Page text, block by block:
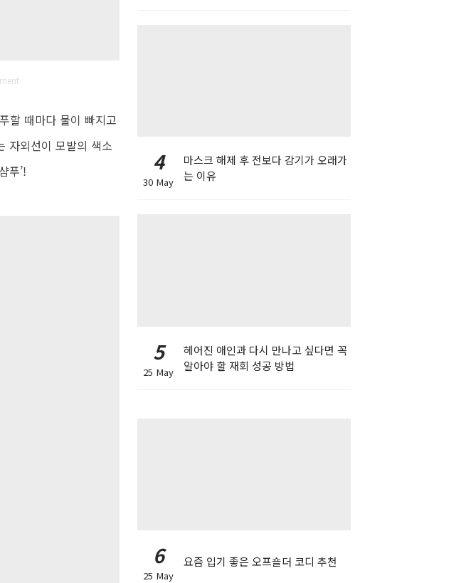
할 때마다 물이 빠지고
자외선이 모발의 색소
푸’!
4
30 May
마스크 해제 후 전보다 감기가 오래가
는 이유
5
25 May
헤어진 애인과 다시 만나고 싶다면 꼭
알아야 할 재회 성공 방법
6
25 May
요즘 입기 좋은 오프숄더 코디 추천